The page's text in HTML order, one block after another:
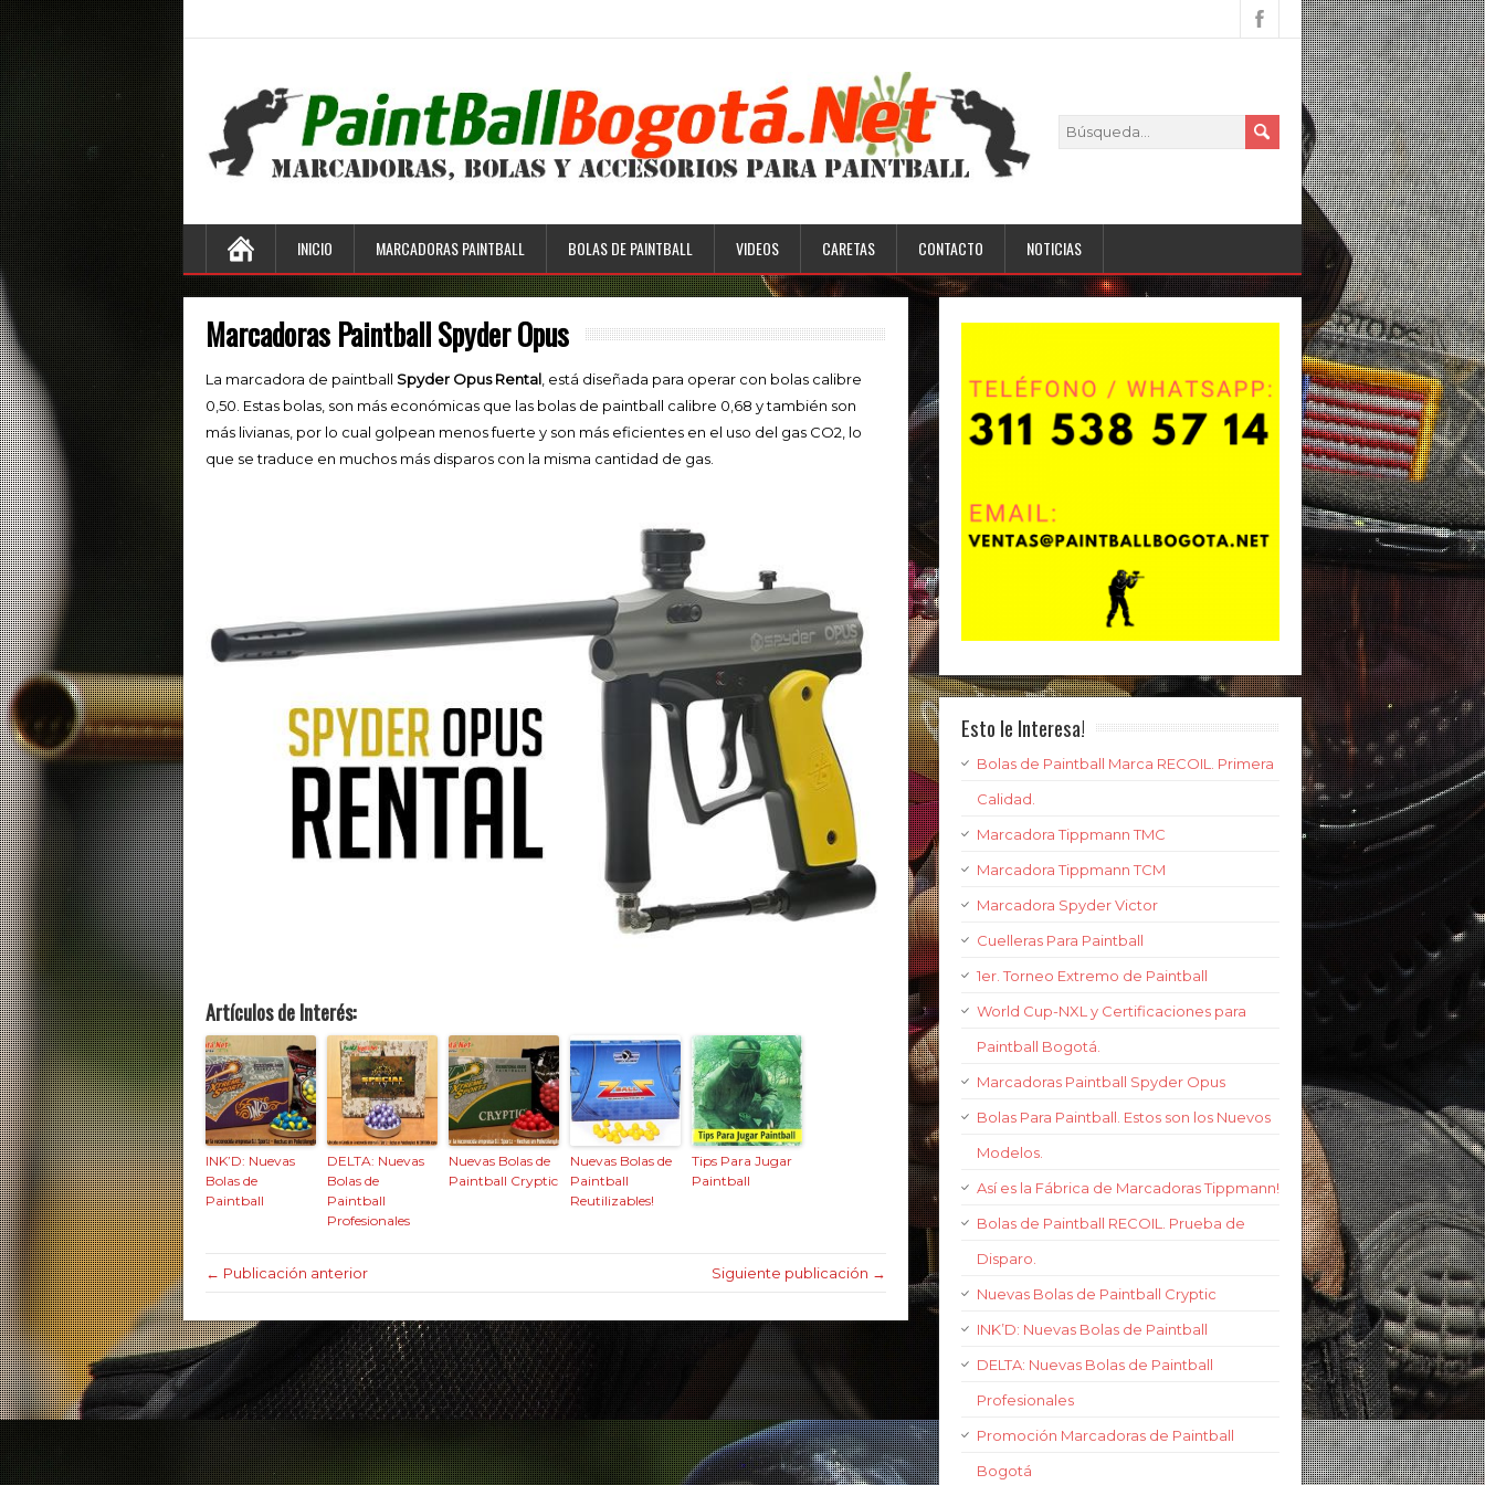
INICIO MARCADORAS PAINTBALL BOLAS DE PAINTBALL VIDEOS CARETAS CONTACTO NOTICIAS
Marcadoras Paintball Spyder Opus
La marcadora de paintball Spyder Opus Rental , está diseñada para operar con bolas calibre
0,50. Estas bolas, son más económicas que las bolas de paintball calibre 0,68 y también son
más livianas, por lo cual golpean menos fuerte y son más eficientes en el uso del gas CO2, lo
que se traduce en muchos más disparos con la misma cantidad de gas.
Artículos de Interés:
INK’D: Nuevas
Bolas de
Paintball
DELTA: Nuevas
Bolas de
Paintball
Profesionales
Nuevas Bolas de
Paintball Cryptic
Nuevas Bolas de
Paintball
Reutilizables!
Tips Para Jugar
Paintball
← Publicación anterior Siguiente publicación →
Esto le Interesa!
Bolas de Paintball Marca RECOIL. Primera
Calidad.
Marcadora Tippmann TMC
Marcadora Tippmann TCM
Marcadora Spyder Victor
Cuelleras Para Paintball
1er. Torneo Extremo de Paintball
World Cup-NXL y Certificaciones para
Paintball Bogotá.
Marcadoras Paintball Spyder Opus
Bolas Para Paintball. Estos son los Nuevos
Modelos.
Así es la Fábrica de Marcadoras Tippmann!
Bolas de Paintball RECOIL. Prueba de
Disparo.
Nuevas Bolas de Paintball Cryptic
INK’D: Nuevas Bolas de Paintball
DELTA: Nuevas Bolas de Paintball
Profesionales
Promoción Marcadoras de Paintball
Bogotá